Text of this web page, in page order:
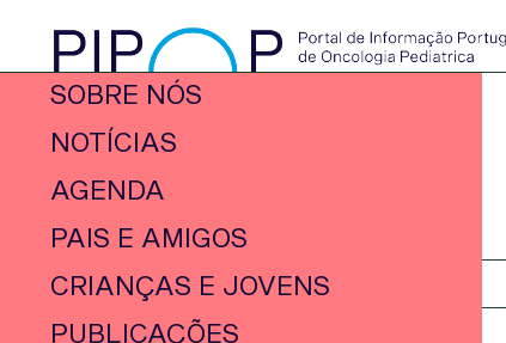
SOBRE NÓS
NOTÍCIAS
AGENDA
PAIS E AMIGOS
CRIANÇAS E JOVENS
PUBLICAÇÕES